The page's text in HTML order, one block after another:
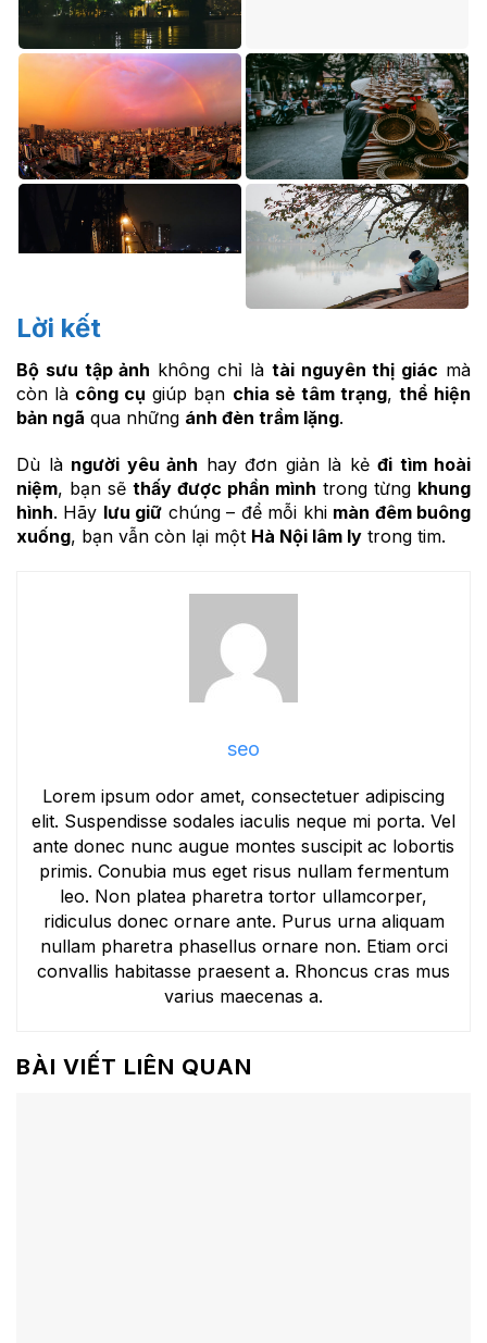
Lời kết
Bộ sưu tập ảnh không chỉ là tài nguyên thị giác mà
còn là công cụ giúp bạn chia sẻ tâm trạng, thể hiện
bản ngã qua những ánh đèn trầm lặng.
Dù là người yêu ảnh hay đơn giản là kẻ đi tìm hoài
niệm, bạn sẽ thấy được phần mình trong từng khung
hình. Hãy lưu giữ chúng – để mỗi khi màn đêm buông
xuống, bạn vẫn còn lại một Hà Nội lâm ly trong tim.
seo
Lorem ipsum odor amet, consectetuer adipiscing
elit. Suspendisse sodales iaculis neque mi porta. Vel
ante donec nunc augue montes suscipit ac lobortis
primis. Conubia mus eget risus nullam fermentum
leo. Non platea pharetra tortor ullamcorper,
ridiculus donec ornare ante. Purus urna aliquam
nullam pharetra phasellus ornare non. Etiam orci
convallis habitasse praesent a. Rhoncus cras mus
varius maecenas a.
BÀI VIẾT LIÊN QUAN